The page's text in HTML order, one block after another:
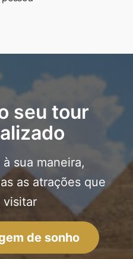
seu tour
sua maneira,
as atrações que
visitar
de sonho